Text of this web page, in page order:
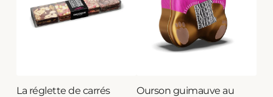
La réglette de carrés
Ourson guimauve au